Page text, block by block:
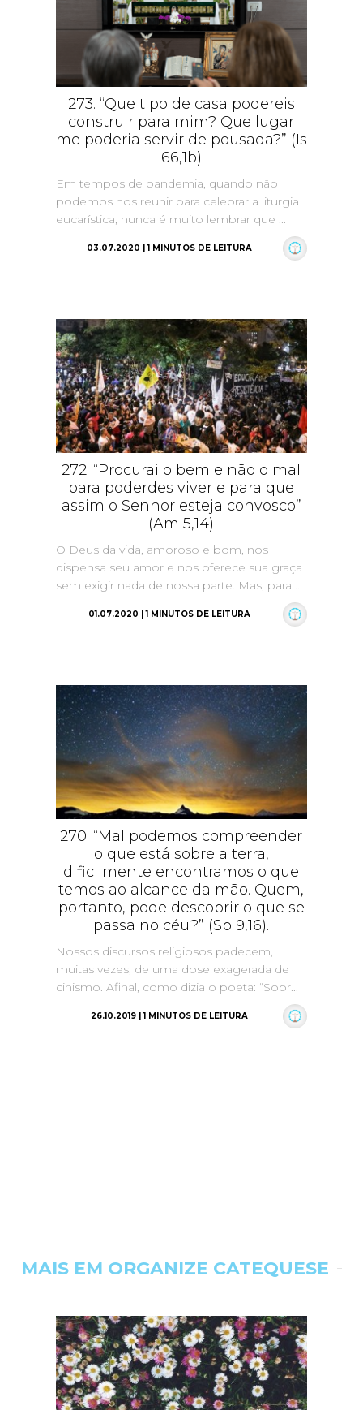
273. “Que tipo de casa podereis
construir para mim? Que lugar
me poderia servir de pousada?” (Is
66,1b)
Em tempos de pandemia, quando não
podemos nos reunir para celebrar a liturgia
eucarística, nunca é muito lembrar que ...
03.07.2020 | 1 MINUTOS DE LEITURA
272. “Procurai o bem e não o mal
para poderdes viver e para que
assim o Senhor esteja convosco”
(Am 5,14)
O Deus da vida, amoroso e bom, nos
dispensa seu amor e nos oferece sua graça
sem exigir nada de nossa parte. Mas, para ...
01.07.2020 | 1 MINUTOS DE LEITURA
270. “Mal podemos compreender
o que está sobre a terra,
dificilmente encontramos o que
temos ao alcance da mão. Quem,
portanto, pode descobrir o que se
passa no céu?” (Sb 9,16).
Nossos discursos religiosos padecem,
muitas vezes, de uma dose exagerada de
cinismo. Afinal, como dizia o poeta: “Sobr...
26.10.2019 | 1 MINUTOS DE LEITURA
MAIS EM ORGANIZE CATEQUESE